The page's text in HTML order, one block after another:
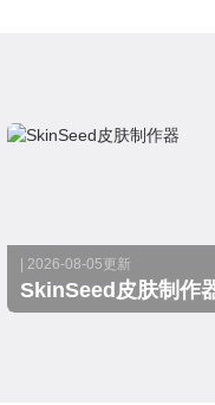
| 2026-08-05更新
SkinSeed皮肤制作